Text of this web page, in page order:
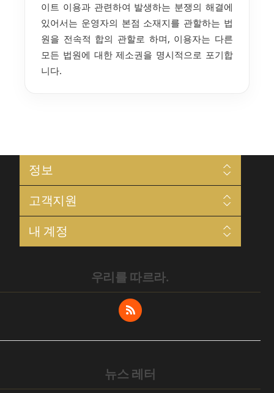
이트 이용과 관련하여 발생하는 분쟁의 해결에
있어서는 운영자의 본점 소재지를 관할하는 법
원을 전속적 합의 관할로 하며, 이용자는 다른
모든 법원에 대한 제소권을 명시적으로 포기합
니다.
정보
개인정보 보호
이용 약관
배송 및 반품
회사 소개
고객지원
뉴스
블로그
내 계정
장바구니
우리를 따르라.
뉴스 레터